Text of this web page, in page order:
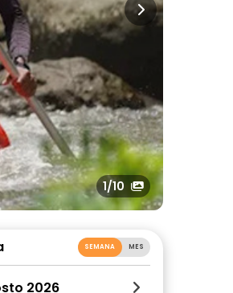
1/10
SEMANA MES
2026